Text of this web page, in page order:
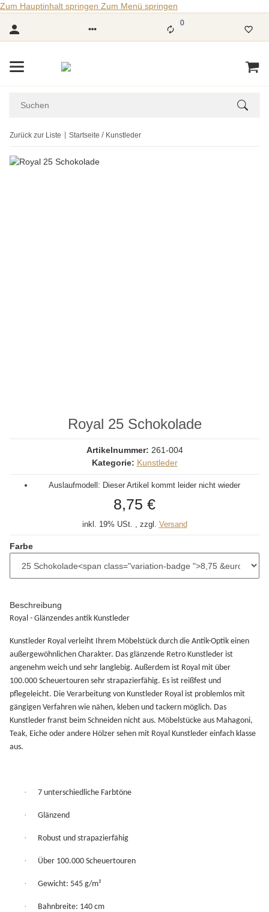
Zum Hauptinhalt springen Zum Menü springen
0
Zurück zur Liste Startseite Kunstleder
Royal 25 Schokolade
Artikelnummer: 261-004
Kategorie: Kunstleder
Auslaufmodell: Dieser Artikel kommt leider nicht wieder
8,75 €
inkl. 19% USt. , zzgl. Versand
Farbe
Beschreibung
Royal - Glänzendes antik Kunstleder
Kunstleder Royal verleiht Ihrem Möbelstück durch die Antik-Optik einen
außergewöhnlichen Charakter. Das glänzende Retro Kunstleder ist
angenehm weich und sehr langlebig. Außerdem ist Royal mit über
100.000 Scheuertouren sehr strapazierfähig. Es ist reißfest und
pflegeleicht. Die Verarbeitung von Kunstleder Royal ist problemlos mit
gängigen Verfahren wie nähen, kleben und tackern möglich. Das
Kunstleder franst beim Schneiden nicht aus. Möbelstücke aus Mahagoni,
Teak, Eiche oder andere Hölzer sehen mit Royal Kunstleder einfach klasse
aus.
· 7 unterschiedliche Farbtöne
· Glänzend
· Robust und strapazierfähig
· Über 100.000 Scheuertouren
· Gewicht: 545 g/m²
· Bahnbreite: 140 cm